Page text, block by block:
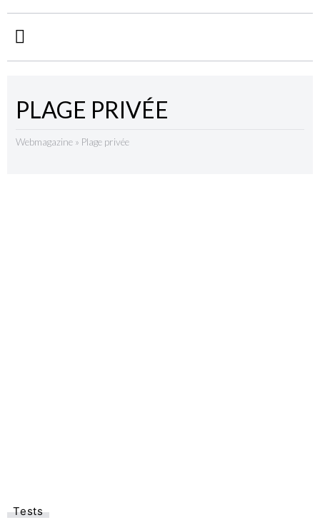
Tests
PLAGE PRIVÉE
Webmagazine » Plage privée